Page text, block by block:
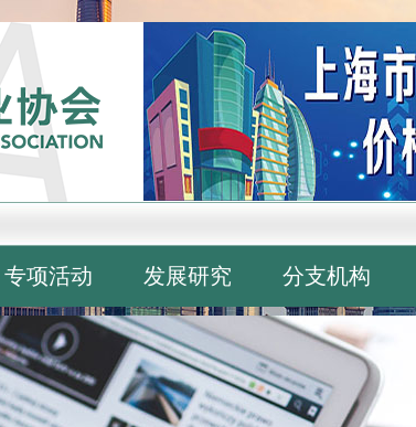
专项活动 发展研究 分支机构